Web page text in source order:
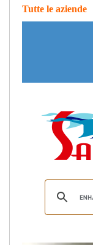
Tutte le aziende